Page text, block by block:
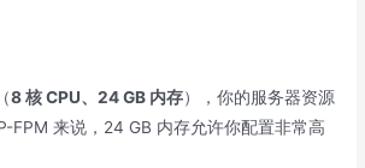
8 核 CPU、24 GB 内存），你的服务器资源
FPM 来说，24 GB 内存允许你配置非常高